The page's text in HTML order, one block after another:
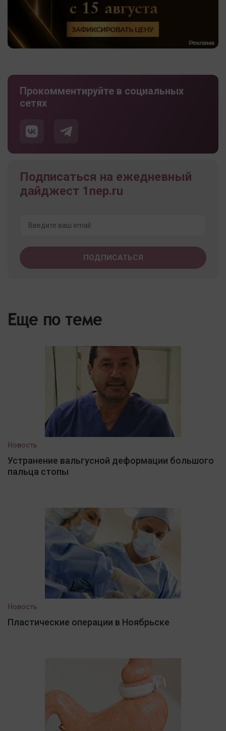
Прокомментируйте в социальных
сетях
Подписаться на ежедневный
дайджест 1nep.ru
Еще по теме
Новость
Устранение вальгусной деформации большого
пальца стопы
Новость
Пластические операции в Ноябрьске